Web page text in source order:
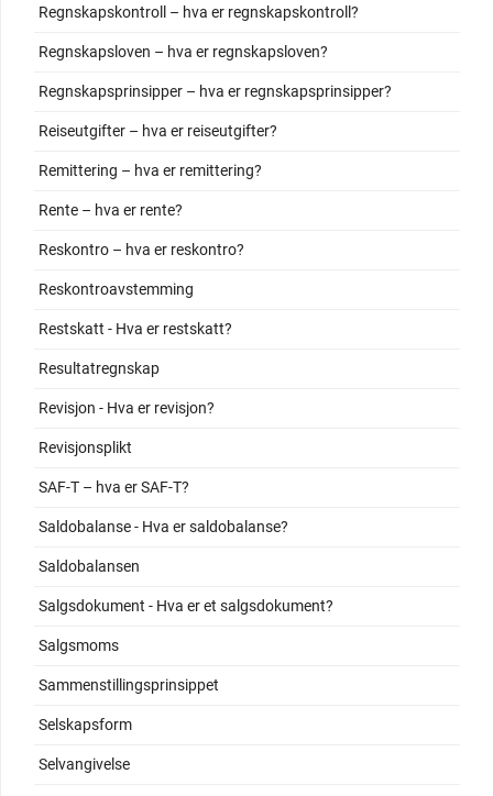
Regnskapskontroll – hva er regnskapskontroll?
Regnskapsloven – hva er regnskapsloven?
Regnskapsprinsipper – hva er regnskapsprinsipper?
Reiseutgifter – hva er reiseutgifter?
Remittering – hva er remittering?
Rente – hva er rente?
Reskontro – hva er reskontro?
Reskontroavstemming
Restskatt - Hva er restskatt?
Resultatregnskap
Revisjon - Hva er revisjon?
Revisjonsplikt
SAF-T – hva er SAF-T?
Saldobalanse - Hva er saldobalanse?
Saldobalansen
Salgsdokument - Hva er et salgsdokument?
Salgsmoms
Sammenstillingsprinsippet
Selskapsform
Selvangivelse